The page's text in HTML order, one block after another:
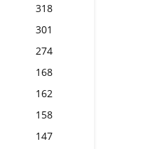
318
301
274
168
162
158
147